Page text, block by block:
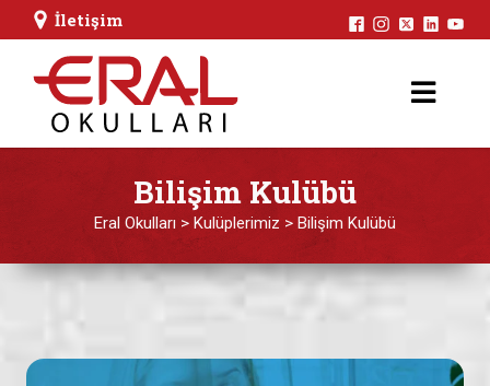
İletişim
Bilişim Kulübü
Eral Okulları > Kulüplerimiz > Bilişim Kulübü